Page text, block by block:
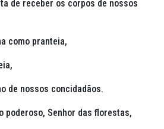
de receber os corpos de nossos
como pranteia,
de nossos concidadãos.
poderoso, Senhor das florestas,